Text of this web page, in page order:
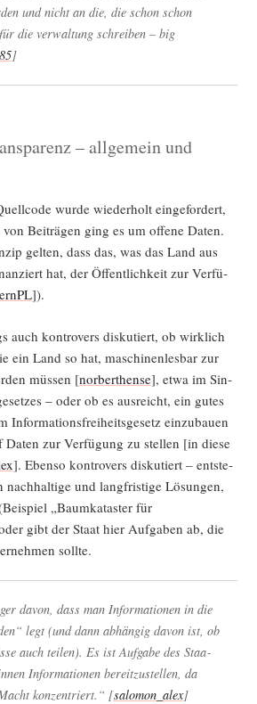
und nicht an die, die schon schon
die ver­wal­tung schrei­ben – big
]
– allgemein und
wur­de wie­der­holt ein­ge­for­dert,
Bei­trä­gen ging es um offe­ne Daten.
gel­ten, dass das, was das Land aus
hat, der Öffent­lich­keit zur Ver­fü­
]).
auch kon­tro­vers dis­ku­tiert, ob wirk­lich
ein Land so hat, maschi­nen­les­bar zur
müs­sen [nor­ber­then­se], etwa im Sin­
– oder ob es aus­reicht, ein gutes
Infor­ma­ti­ons­frei­heits­ge­setz ein­zu­bau­en
Daten zur Ver­fü­gung zu stel­len [in die­se
]. Eben­so kon­tro­vers dis­ku­tiert – ent­ste­
nach­hal­ti­ge und lang­fris­ti­ge Lösun­gen,
„Baum­ka­tas­ter für
gibt der Staat hier Auf­ga­ben ab, die
sollte.
davon, dass man Infor­ma­tio­nen in die
legt (und dann abhän­gig davon ist, ob
auch tei­len). Es ist Auf­ga­be des Staa­
Infor­ma­tio­nen bereit­zu­stel­len, da
kon­zen­triert.“ [salomon_alex]